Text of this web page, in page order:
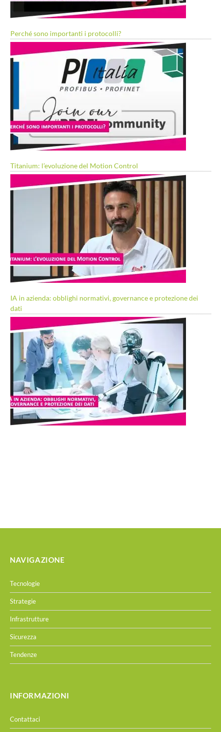
Perché sono importanti i protocolli?
Titanium: l’evoluzione del Motion Control
IA in azienda: obblighi normativi, governance e protezione dei
dati
NAVIGAZIONE
Tecnologie
Strategie
Infrastrutture
Sicurezza
Tendenze
INFORMAZIONI
Contattaci